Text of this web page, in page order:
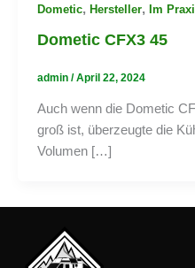
Dometic, Hersteller, Im
Dometic CFX3 45
admin /April 22, 2024
Auch wenn die Dometic
groß ist, überzeugte die
Volumen […]